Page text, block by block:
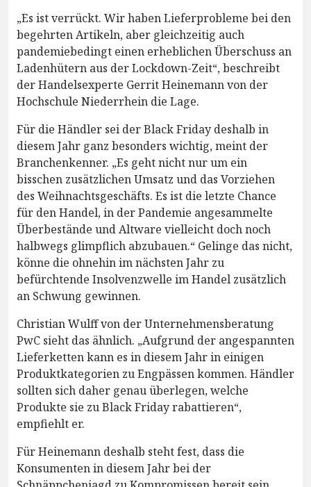
„Es ist verrückt. Wir haben Lieferprobleme bei den
begehrten Artikeln, aber gleichzeitig auch
pandemiebedingt einen erheblichen Überschuss an
Ladenhütern aus der Lockdown-Zeit“, beschreibt
der Handelsexperte Gerrit Heinemann von der
Hochschule Niederrhein die Lage.
Für die Händler sei der Black Friday deshalb in
diesem Jahr ganz besonders wichtig, meint der
Branchenkenner. „Es geht nicht nur um ein
bisschen zusätzlichen Umsatz und das Vorziehen
des Weihnachtsgeschäfts. Es ist die letzte Chance
für den Handel, in der Pandemie angesammelte
Überbestände und Altware vielleicht doch noch
halbwegs glimpflich abzubauen.“ Gelinge das nicht,
könne die ohnehin im nächsten Jahr zu
befürchtende Insolvenzwelle im Handel zusätzlich
an Schwung gewinnen.
Christian Wulff von der Unternehmensberatung
PwC sieht das ähnlich. „Aufgrund der angespannten
Lieferketten kann es in diesem Jahr in einigen
Produktkategorien zu Engpässen kommen. Händler
sollten sich daher genau überlegen, welche
Produkte sie zu Black Friday rabattieren“,
empfiehlt er.
Für Heinemann deshalb steht fest, dass die
Konsumenten in diesem Jahr bei der